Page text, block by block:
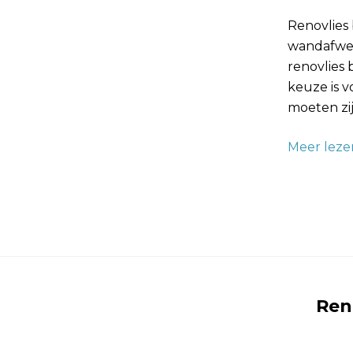
renovlies
keuze is
moeten
Meer